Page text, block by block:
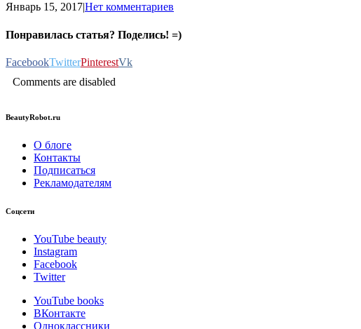
Январь 15, 2017|Нет комментариев
Понравилась статья? Поделись! =)
FacebookTwitterPinterestVk
Comments are disabled
BeautyRobot.ru
О блоге
Контакты
Подписаться
Рекламодателям
Соцсети
YouTube beauty
Instagram
Facebook
Twitter
YouTube books
ВКонтакте
Одноклассники